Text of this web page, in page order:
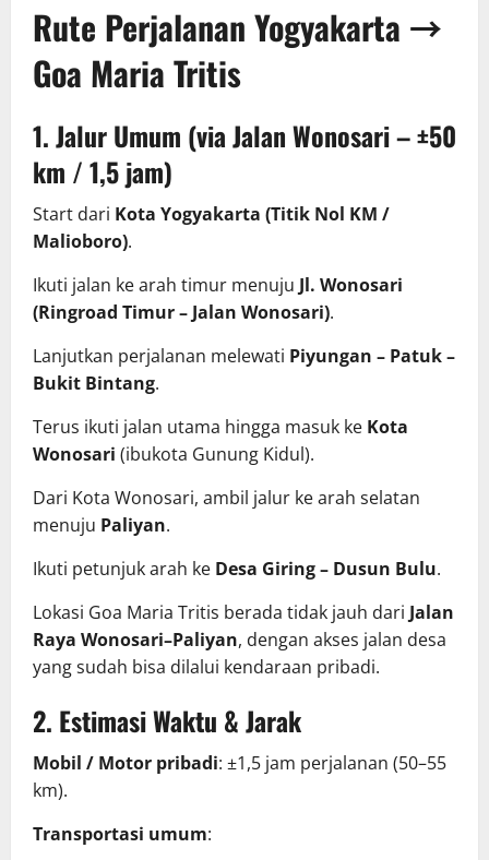
Rute Perjalanan Yogyakarta →
Goa Maria Tritis
1. Jalur Umum (via Jalan Wonosari – ±50
km / 1,5 jam)
Start dari Kota Yogyakarta (Titik Nol KM /
Malioboro).
Ikuti jalan ke arah timur menuju Jl. Wonosari
(Ringroad Timur – Jalan Wonosari).
Lanjutkan perjalanan melewati Piyungan – Patuk –
Bukit Bintang.
Terus ikuti jalan utama hingga masuk ke Kota
Wonosari (ibukota Gunung Kidul).
Dari Kota Wonosari, ambil jalur ke arah selatan
menuju Paliyan.
Ikuti petunjuk arah ke Desa Giring – Dusun Bulu.
Lokasi Goa Maria Tritis berada tidak jauh dari Jalan
Raya Wonosari–Paliyan, dengan akses jalan desa
yang sudah bisa dilalui kendaraan pribadi.
2. Estimasi Waktu & Jarak
Mobil / Motor pribadi: ±1,5 jam perjalanan (50–55
km).
Transportasi umum: